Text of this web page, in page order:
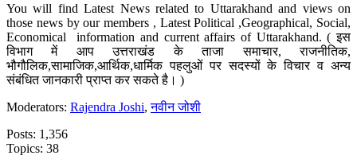
You will find Latest News related to Uttarakhand and views on
those news by our members , Latest Political ,Geographical, Social,
Economical information and current affairs of Uttarakhand. ( इस
विभाग में आप उत्तराखंड के ताजा समाचार, राजनीतिक,
भौगौलिक,सामाजिक,आर्थिक,धार्मिक पहलुओं पर सदस्यों के विचार व अन्य
संबंधित जानकारी प्राप्त कर सकते है। )
Moderators: Rajendra Joshi,नवीन जोशी
Posts: 1,356
Topics: 38